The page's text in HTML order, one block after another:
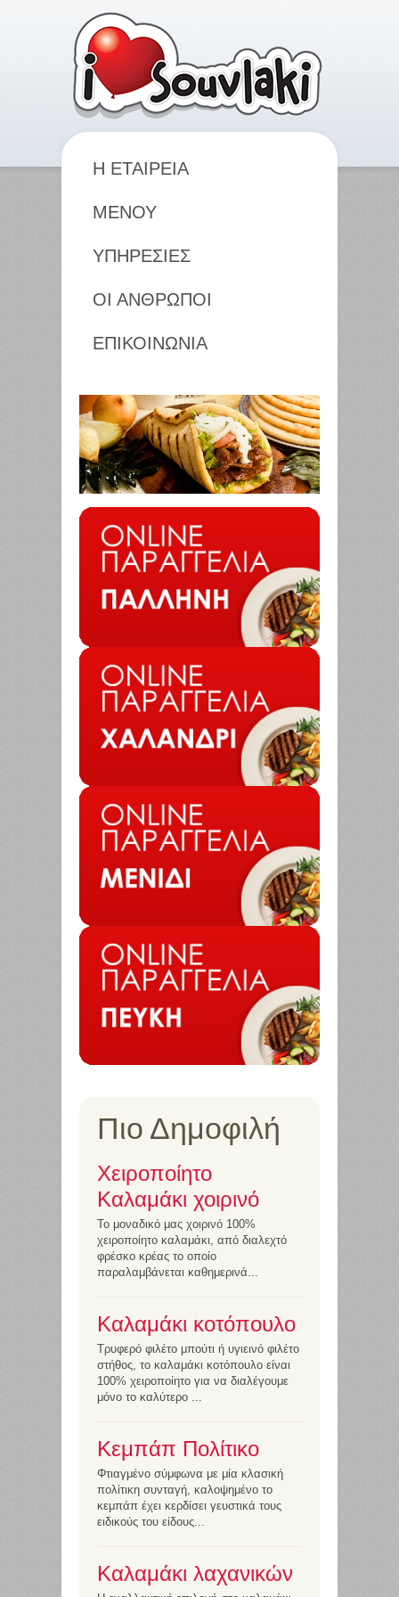
Η ΕΤΑΙΡΕΙΑ
ΜΕΝΟΥ
ΥΠΗΡΕΣΙΕΣ
ΟΙ ΑΝΘΡΩΠΟΙ
ΕΠΙΚΟΙΝΩΝΙΑ
Πιο Δημοφιλή
Χειροποίητο
Καλαμάκι χοιρινό
Το μοναδικό μας χοιρινό 100%
χειροποίητο καλαμάκι, από διαλεχτό
φρέσκο κρέας το οποίο
παραλαμβάνεται καθημερινά...
Καλαμάκι κοτόπουλο
Τρυφερό φιλέτο μπούτι ή υγιεινό φιλέτο
στήθος, το καλαμάκι κοτόπουλο είναι
100% χειροποίητο για να διαλέγουμε
μόνο το καλύτερο ...
Κεμπάπ Πολίτικο
Φτιαγμένο σύμφωνα με μία κλασική
πολίτικη συνταγή, καλοψημένο το
κεμπάπ έχει κερδίσει γευστικά τους
ειδικούς του είδους...
Καλαμάκι λαχανικών